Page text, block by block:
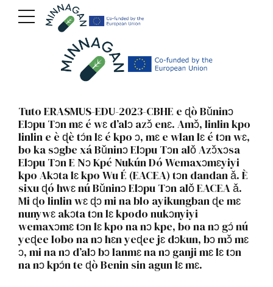
Tuto ERASMUS-EDU-2023-CBHE e ɖò Bǔninɔ
Elɔpu Tɔn mɛ é wɛ d’alɔ azɔ̌ enɛ. Amɔ̌, linlin kpo
linlin e è ɖè tɔ́n lɛ é kpo ɔ, mɛ e wlan lɛ é tɔn wɛ,
bo ka sɔgbe xá Bǔninɔ Elɔpu Tɔn alǒ Azɔ̌xɔsa
Elɔpu Tɔn E Nɔ Kpé Nukún Dó Wemaxɔmɛyiyi
kpo Akɔta lɛ kpo Wu É (EACEA) tɔn dandan ǎ. È
sixu ɖó hwɛ nú Bǔninɔ Elɔpu Tɔn alǒ EACEA ǎ.
Mi ɖo linlin wɛ ɖɔ mi na blo ayikungban ɖe mɛ
nunywɛ akɔta tɔn lɛ kpodo nukɔnyiyi
wemaxɔmɛ tɔn lɛ kpo na nɔ kpe, bo na nɔ gɔ́ nú
yeɖee lobo na nɔ hɛn yeɖee jɛ dɔkun, bɔ mɔ̌ mɛ
ɔ, mi na nɔ d’alɔ bɔ lanmɛ na nɔ ganji mɛ lɛ tɔn
na nɔ kpɔ́n te ɖò Benin sin agun lɛ mɛ.